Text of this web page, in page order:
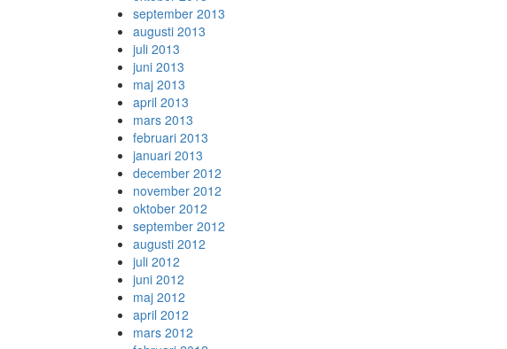
september 2013
augusti 2013
juli 2013
juni 2013
maj 2013
april 2013
mars 2013
februari 2013
januari 2013
december 2012
november 2012
oktober 2012
september 2012
augusti 2012
juli 2012
juni 2012
maj 2012
april 2012
mars 2012